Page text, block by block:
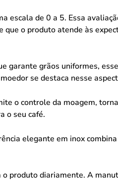
escala de 0 a 5. Essa
o produto atende às
garante grãos uniformes,
se destaca nesse
o controle da moagem,
o seu café.
elegante em inox
produto diariamente. A